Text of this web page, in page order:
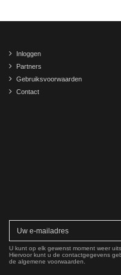
Inloggen
Partners
Gebruiksvoorwaarden
Contact
U kunt op elk gewenst moment weer
Hiervoor kunt u de contactgegevens
de algemene voorwaarden.